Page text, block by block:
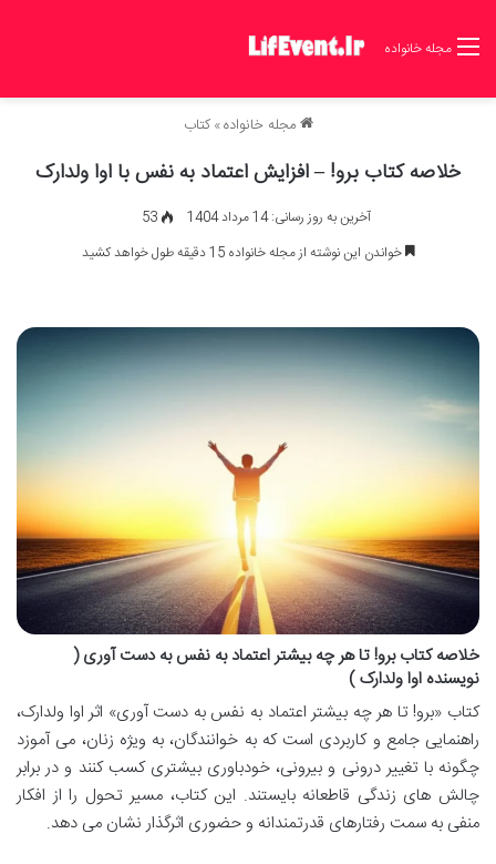
مجله خانواده
مجله خانواده» کتاب
خلاصه کتاب برو! – افزایش اعتماد به نفس با اوا ولدارک
آخرین به روز رسانی: 14 مرداد 1404
53
خواندن این نوشته از مجله خانواده 15 دقیقه طول خواهد کشید
خلاصه کتاب برو! تا هر چه بیشتر اعتماد به نفس به دست آوری (
نویسنده اوا ولدارک )
کتاب «برو! تا هر چه بیشتر اعتماد به نفس به دست آوری» اثر اوا ولدارک،
راهنمایی جامع و کاربردی است که به خوانندگان، به ویژه زنان، می آموزد
چگونه با تغییر درونی و بیرونی، خودباوری بیشتری کسب کنند و در برابر
چالش های زندگی قاطعانه بایستند. این کتاب، مسیر تحول را از افکار
منفی به سمت رفتارهای قدرتمندانه و حضوری اثرگذار نشان می دهد.